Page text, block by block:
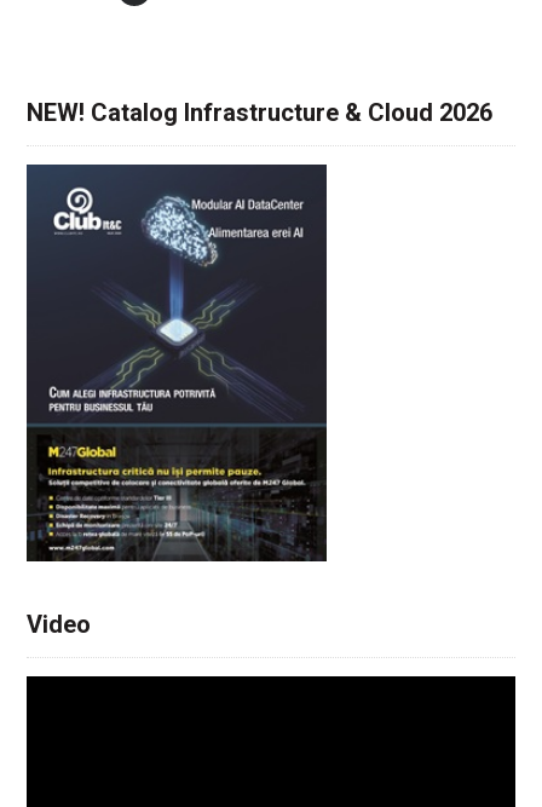
NEW! Catalog Infrastructure & Cloud 2026
Video